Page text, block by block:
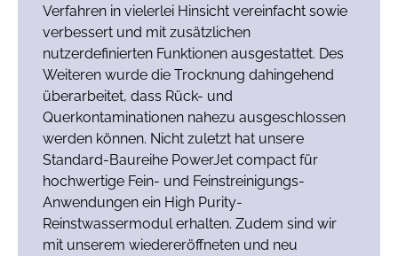
Verfahren in vielerlei Hinsicht vereinfacht sowie
verbessert und mit zusätzlichen
nutzerdefinierten Funktionen ausgestattet. Des
Weiteren wurde die Trocknung dahingehend
überarbeitet, dass Rück- und
Querkontaminationen nahezu ausgeschlossen
werden können. Nicht zuletzt hat unsere
Standard-Baureihe PowerJet compact für
hochwertige Fein- und Feinstreinigungs-
Anwendungen ein High Purity-
Reinstwassermodul erhalten. Zudem sind wir
mit unserem wiedereröffneten und neu